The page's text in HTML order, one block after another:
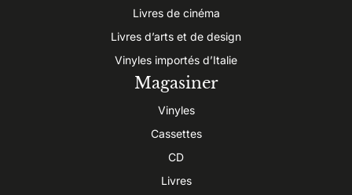
Livres de cinéma
Livres d’arts et de design
Vinyles importés d’Italie
Magasiner
Vinyles
Cassettes
CD
Livres